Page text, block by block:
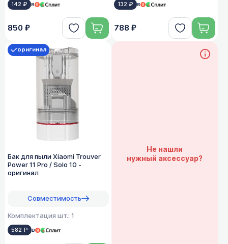
142 ₽ в
850 ₽
132 ₽ в
788 ₽
Бак для пыли Xiaomi Trouver
Power 11 Pro / Solo 10 -
оригинал
Совместимость
Комплектация шт.: 1
582 ₽ в
оригинал
Не нашли
нужный аксессуар?